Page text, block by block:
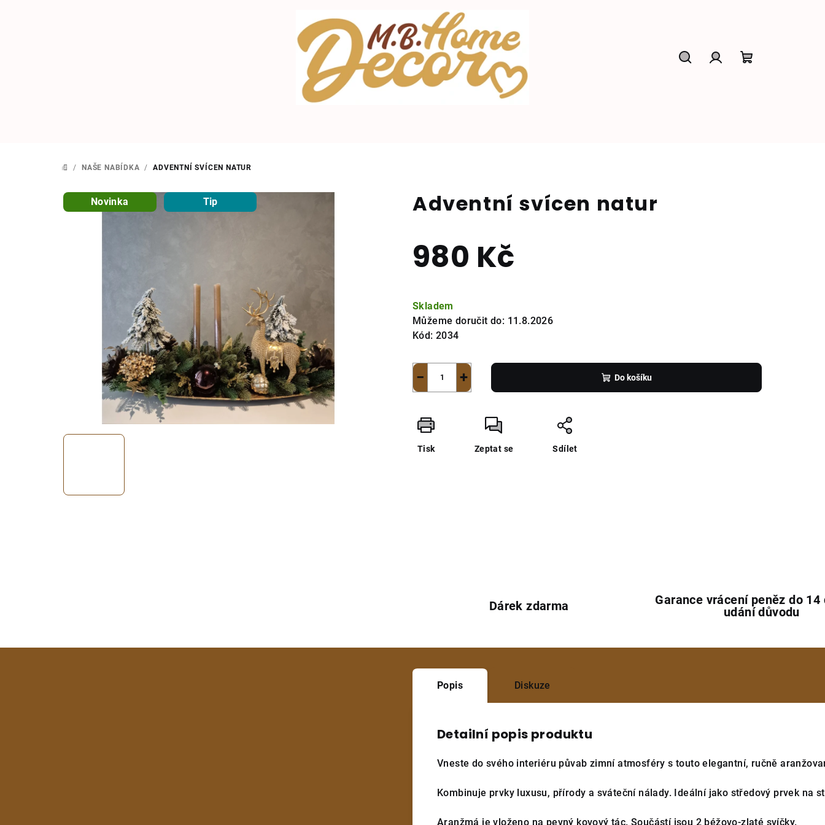
DOMŮ
/ NAŠE NABÍDKA / ADVENTNÍ SVÍCEN NATUR
Adventní svícen natur
980 Kč
cena:
Skladem
Můžeme doručit do: 11.8.2026
Kód: 2034
+
− Do košíku
Tisk Zeptat se Sdílet
Novinka Tip
Dárek zdarma
Garance vrácení peněz do 14
udání důvodu
Popis Diskuze
Detailní popis produktu
Vneste do svého interiéru půvab zimní atmosféry s touto elegantní, ručně
Kombinuje prvky luxusu, přírody a sváteční nálady. Ideální jako středový prvek na
Aranžmá je vloženo na pevný kovový tác. Součástí jsou 2 béžovo-zlaté svíčky.